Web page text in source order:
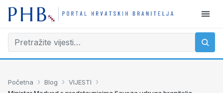
Početna › Blog › VIJESTI ›